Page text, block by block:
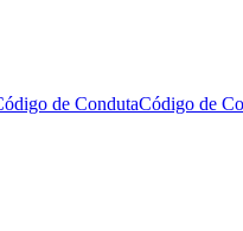
de CondutaCódigo de